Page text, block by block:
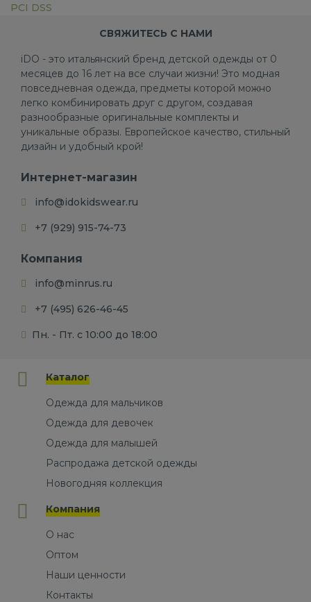
PCI DSS
СВЯЖИТЕСЬ С НАМИ
iDO - это итальянский бренд детской одежды от 0
месяцев до 16 лет на все случаи жизни! Это модная
повседневная одежда, предметы которой можно
легко комбинировать друг с другом, создавая
разнообразные оригинальные комплекты и
уникальные образы. Европейское качество, стильный
дизайн и удобный крой!
Интернет-магазин
info@idokidswear.ru
+7 (929) 915-74-73
Компания
info@minrus.ru
+7 (495) 626-46-45
Пн. - Пт. с 10:00 до 18:00
Каталог
Одежда для мальчиков
Одежда для девочек
Одежда для малышей
Распродажа детской одежды
Новогодняя коллекция
Компания
О нас
Оптом
Наши ценности
Контакты